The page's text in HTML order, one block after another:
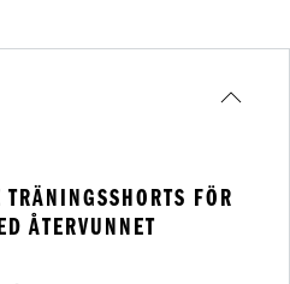
FÖR
ÅTERVUNNET